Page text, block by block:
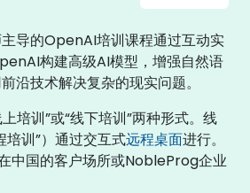
导的OpenAI培训课程通过互动实
构建高级AI模型，增强自然语
沿技术解决复杂的现实问题。
培训”或“线下培训”两种形式。线
培训”）通过交互式远程桌面进行。
中国的客户场所或NobleProg企业